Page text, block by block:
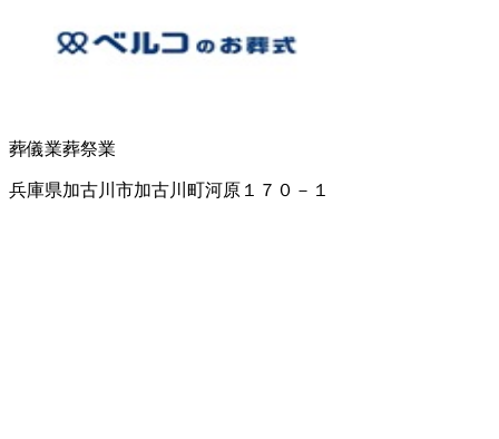
葬儀業葬祭業
兵庫県加古川市加古川町河原１７０－１